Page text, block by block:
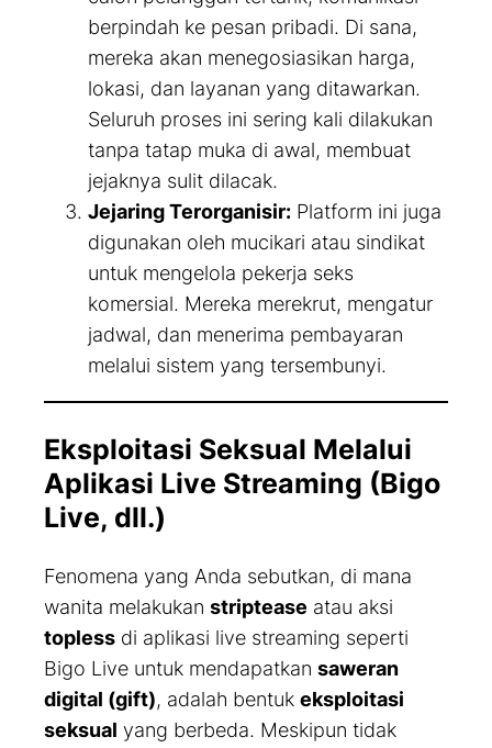
berpindah ke pesan pribadi. Di sana,
mereka akan menegosiasikan harga,
lokasi, dan layanan yang ditawarkan.
Seluruh proses ini sering kali dilakukan
tanpa tatap muka di awal, membuat
jejaknya sulit dilacak.
Jejaring Terorganisir: Platform ini juga
digunakan oleh mucikari atau sindikat
untuk mengelola pekerja seks
komersial. Mereka merekrut, mengatur
jadwal, dan menerima pembayaran
melalui sistem yang tersembunyi.
Eksploitasi Seksual Melalui
Aplikasi Live Streaming (Bigo
Live, dll.)
Fenomena yang Anda sebutkan, di mana
wanita melakukan striptease atau aksi
topless di aplikasi live streaming seperti
Bigo Live untuk mendapatkan saweran
digital (gift), adalah bentuk eksploitasi
seksual yang berbeda. Meskipun tidak